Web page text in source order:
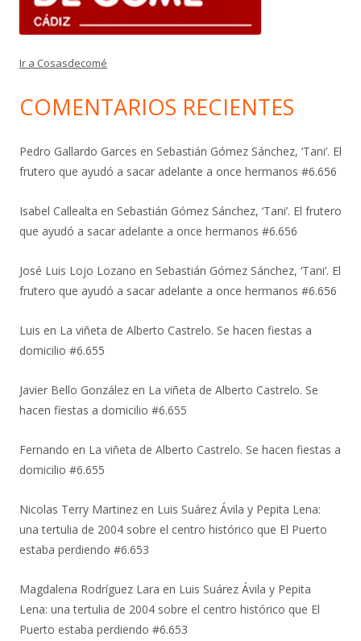
Ir a Cosasdecomé
COMENTARIOS RECIENTES
Pedro Gallardo Garces en Sebastián Gómez Sánchez, ‘Tani’. El
frutero que ayudó a sacar adelante a once hermanos #6.656
Isabel Callealta en Sebastián Gómez Sánchez, ‘Tani’. El frutero
que ayudó a sacar adelante a once hermanos #6.656
José Luis Lojo Lozano en Sebastián Gómez Sánchez, ‘Tani’. El
frutero que ayudó a sacar adelante a once hermanos #6.656
Luis en La viñeta de Alberto Castrelo. Se hacen fiestas a
domicilio #6.655
Javier Bello González en La viñeta de Alberto Castrelo. Se
hacen fiestas a domicilio #6.655
Fernando en La viñeta de Alberto Castrelo. Se hacen fiestas a
domicilio #6.655
Nicolas Terry Martinez en Luis Suárez Ávila y Pepita Lena:
una tertulia de 2004 sobre el centro histórico que El Puerto
estaba perdiendo #6.653
Magdalena Rodríguez Lara en Luis Suárez Ávila y Pepita
Lena: una tertulia de 2004 sobre el centro histórico que El
Puerto estaba perdiendo #6.653